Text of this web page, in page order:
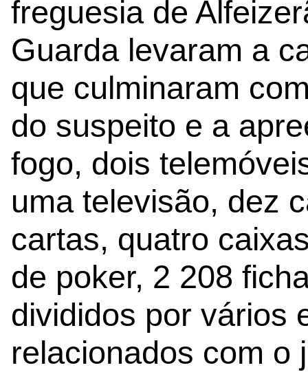
freguesia de
Guarda levaram a
que culminaram
do suspeito e a
fogo, dois
uma televisão, dez
cartas, quatro
de poker, 2 208
divididos por vários
relacionados com o